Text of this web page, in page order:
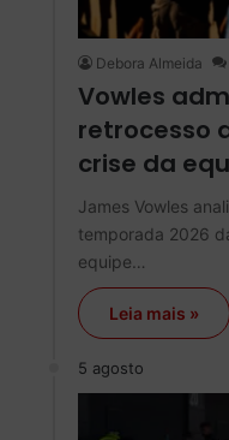
Debora Almeida
Vowles
retrocesso
crise da
James Vowles
temporada 2026
equipe…
Leia mais »
5 agosto